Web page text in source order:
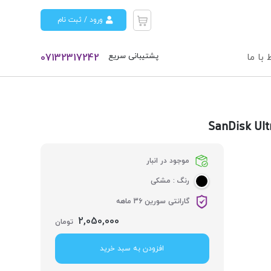
ورود / ثبت نام
07132317242 پشتیبانی سریع با ما
موجود در انبار
رنگ : مشکی
گارانتی سورین 36 ماهه
2,050,000 تومان
افزودن به سبد خرید